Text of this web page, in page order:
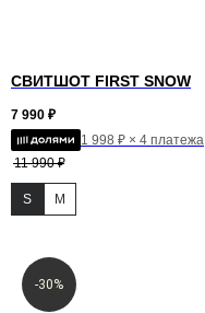
СВИТШОТ FIRST SNOW
7 990 ₽
1 998 ₽ × 4 платежа
11 990 ₽
S M
-30%